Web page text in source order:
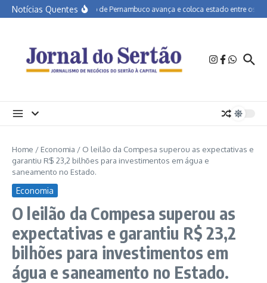
Ir para o conteúdo
Notícias QuentesEducação de Pernambuco avança e coloca estado entre os
Home / Economia / O leilão da Compesa superou as expectativas e
garantiu R$ 23,2 bilhões para investimentos em água e
saneamento no Estado.
Economia
O leilão da Compesa superou as
expectativas e garantiu R$ 23,2
bilhões para investimentos em
água e saneamento no Estado.